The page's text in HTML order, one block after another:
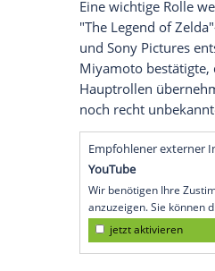
Zwischen
Mit seiner auf
die Reihe auch
zugeschrieben,
Teil selbst nicht
Der "Zelda"-
allgemeine
abertausende